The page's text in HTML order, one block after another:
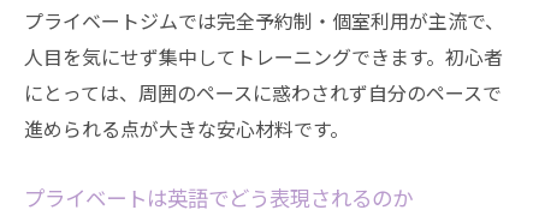
プライベートジムでは完全予約制・個室利用が主流で、
人目を気にせず集中してトレーニングできます。初心者
にとっては、周囲のペースに惑わされず自分のペースで
進められる点が大きな安心材料です。
プライベートは英語でどう表現されるのか